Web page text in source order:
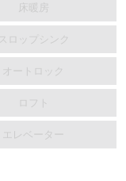
床暖房
スロップシンク
オートロック
ロフト
エレベーター